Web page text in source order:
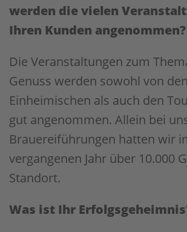
werden die vielen
Ihren Kunden angenommen?
Die Veranstaltungen zum
Genuss werden sowohl von den
Einheimischen als auch den
gut angenommen. Allein bei
Brauereiführungen hatten wir
vergangenen Jahr über 10.000
Standort.
Was ist Ihr